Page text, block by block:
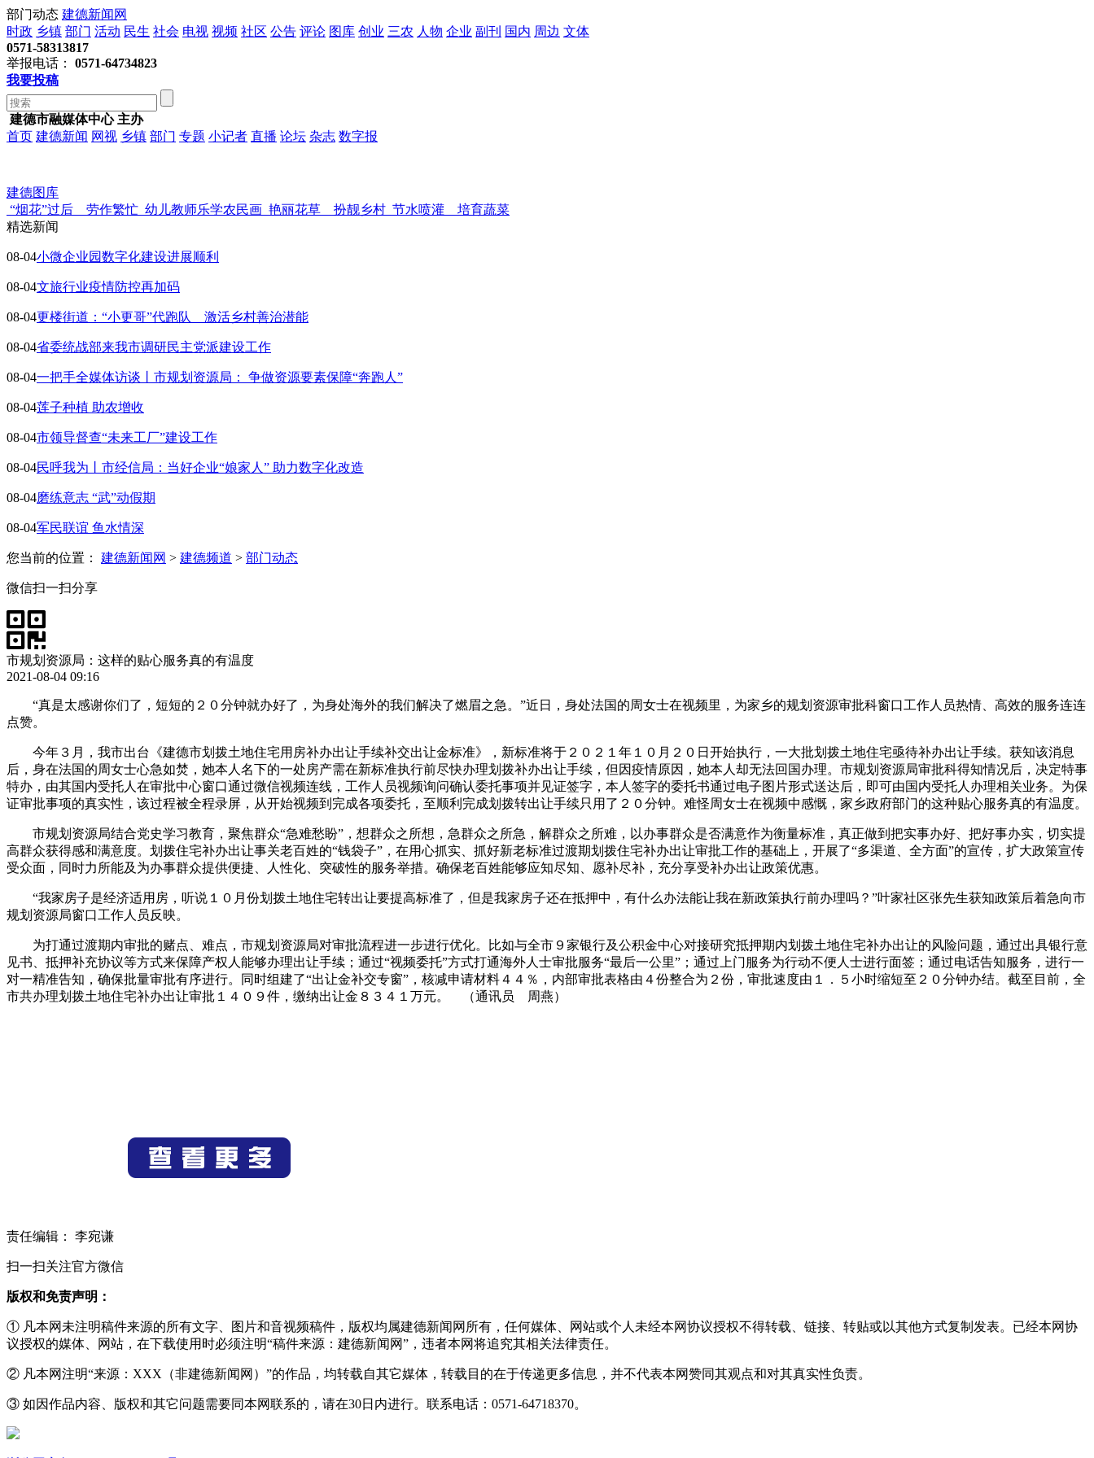
部门动态 建德新闻网
时政 乡镇 部门 活动 民生 社会 电视 视频 社区 公告 评论 图库 创业 三农 人物 企业 副刊 国内 周边 文体
0571-58313817
举报电话：
0571-64734823
我要投稿
建德市融媒体中心 主办
首页 建德新闻 网视 乡镇 部门 专题 小记者 直播 论坛 杂志 数字报
建德图库
“烟花”过后 劳作繁忙 幼儿教师乐学农民画 艳丽花草 扮靓乡村 节水喷灌 培育蔬菜
精选新闻
08-04小微企业园数字化建设进展顺利
08-04文旅行业疫情防控再加码
08-04更楼街道：“小更哥”代跑队 激活乡村善治潜能
08-04省委统战部来我市调研民主党派建设工作
08-04一把手全媒体访谈丨市规划资源局： 争做资源要素保障“奔跑人”
08-04莲子种植 助农增收
08-04市领导督查“未来工厂”建设工作
08-04民呼我为丨市经信局：当好企业“娘家人” 助力数字化改造
08-04磨练意志 “武”动假期
08-04军民联谊 鱼水情深
您当前的位置： 建德新闻网 > 建德频道 > 部门动态
微信扫一扫分享
市规划资源局：这样的贴心服务真的有温度
2021-08-04 09:16
“真是太感谢你们了，短短的２０分钟就办好了，为身处海外的我们解决了燃眉之急。”近日，身处法国的周女士在视频里，为家乡的规划资源审批科窗口工作人员热情、高效的服务连连
点赞。
今年３月，我市出台《建德市划拨土地住宅用房补办出让手续补交出让金标准》，新标准将于２０２１年１０月２０日开始执行，一大批划拨土地住宅亟待补办出让手续。获知该消息
后，身在法国的周女士心急如焚，她本人名下的一处房产需在新标准执行前尽快办理划拨补办出让手续，但因疫情原因，她本人却无法回国办理。市规划资源局审批科得知情况后，决定特事
特办，由其国内受托人在审批中心窗口通过微信视频连线，工作人员视频询问确认委托事项并见证签字，本人签字的委托书通过电子图片形式送达后，即可由国内受托人办理相关业务。为保
证审批事项的真实性，该过程被全程录屏，从开始视频到完成各项委托，至顺利完成划拨转出让手续只用了２０分钟。难怪周女士在视频中感慨，家乡政府部门的这种贴心服务真的有温度。
市规划资源局结合党史学习教育，聚焦群众“急难愁盼”，想群众之所想，急群众之所急，解群众之所难，以办事群众是否满意作为衡量标准，真正做到把实事办好、把好事办实，切实提
高群众获得感和满意度。划拨住宅补办出让事关老百姓的“钱袋子”，在用心抓实、抓好新老标准过渡期划拨住宅补办出让审批工作的基础上，开展了“多渠道、全方面”的宣传，扩大政策宣传
受众面，同时力所能及为办事群众提供便捷、人性化、突破性的服务举措。确保老百姓能够应知尽知、愿补尽补，充分享受补办出让政策优惠。
“我家房子是经济适用房，听说１０月份划拨土地住宅转出让要提高标准了，但是我家房子还在抵押中，有什么办法能让我在新政策执行前办理吗？”叶家社区张先生获知政策后着急向市
规划资源局窗口工作人员反映。
为打通过渡期内审批的赌点、难点，市规划资源局对审批流程进一步进行优化。比如与全市９家银行及公积金中心对接研究抵押期内划拨土地住宅补办出让的风险问题，通过出具银行意
见书、抵押补充协议等方式来保障产权人能够办理出让手续；通过“视频委托”方式打通海外人士审批服务“最后一公里”；通过上门服务为行动不便人士进行面签；通过电话告知服务，进行一
对一精准告知，确保批量审批有序进行。同时组建了“出让金补交专窗”，核减申请材料４４％，内部审批表格由４份整合为２份，审批速度由１．５小时缩短至２０分钟办结。截至目前，全
市共办理划拨土地住宅补办出让审批１４０９件，缴纳出让金８３４１万元。 （通讯员 周燕）
责任编辑： 李宛谦
扫一扫关注官方微信
版权和免责声明：
① 凡本网未注明稿件来源的所有文字、图片和音视频稿件，版权均属建德新闻网所有，任何媒体、网站或个人未经本网协议授权不得转载、链接、转贴或以其他方式复制发表。已经本网协
议授权的媒体、网站，在下载使用时必须注明“稿件来源：建德新闻网”，违者本网将追究其相关法律责任。
② 凡本网注明“来源：XXX（非建德新闻网）”的作品，均转载自其它媒体，转载目的在于传递更多信息，并不代表本网赞同其观点和对其真实性负责。
③ 如因作品内容、版权和其它问题需要同本网联系的，请在30日内进行。联系电话：0571-64718370。